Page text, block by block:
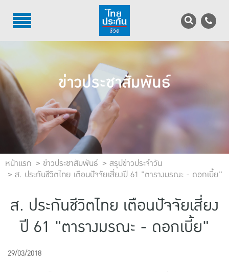
TH EN
บริการลูกค้า
บริการตัวแทน
รู้จักไทยประกันชีวิต
นักลงทุนสัมพันธ์
เพื่อสังคมไทย
บทความ
แบบประกันทั้งหมด
แบบประกันที่เหมาะกับช่วงอายุ
ข่าวประชาสัมพันธ์
หน้าแรก ข่าวประชาสัมพันธ์
สรุปข่าวประจำวัน
ส. ประกันชีวิตไทย เตือนปัจจัยเสี่ยงปี 61 "ตารางมรณะ - ดอกเบี้ย"
ส. ประกันชีวิตไทย เตือนปัจจัยเสี่ยง
ปี 61 "ตารางมรณะ - ดอกเบี้ย"
29/03/2018